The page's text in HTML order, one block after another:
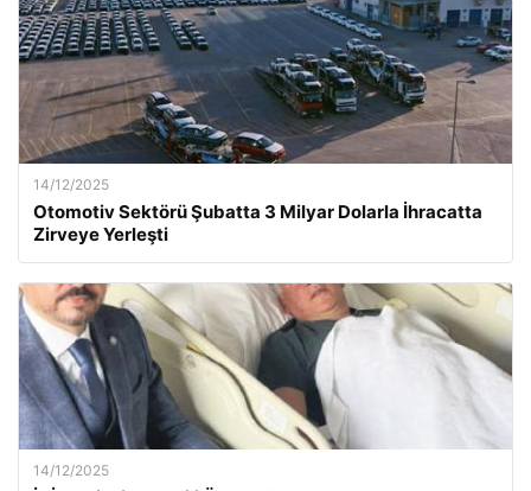
14/12/2025
Otomotiv Sektörü Şubatta 3 Milyar Dolarla İhracatta
Zirveye Yerleşti
14/12/2025